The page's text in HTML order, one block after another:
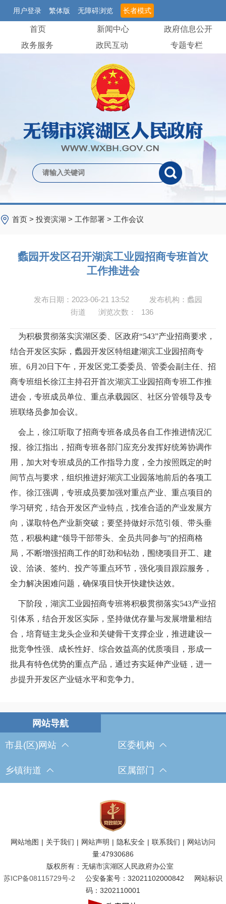
用户登录 繁体版 无障碍浏览 长者模式
首页 新闻中心
政府信息公开
政务服务
政民互动 专题专栏
首页 > 投资滨湖 > 工作部署 > 工作会议
蠡园开发区召开湖滨工业园招商专班首次
工作推进会
发布日期：2023-06-21 13:52
发布机构：蠡园
街道
浏览次数： 136
为积极贯彻落实滨湖区委、区政府“543”产业招商要求，
结合开发区实际，蠡园开发区特组建湖滨工业园招商专
班。 6月 20日下午，开发区党工委委员、管委会副主任、招
商专班组长徐江主持召开首次湖滨工业园招商专班工作推
进会，专班成员单位、重点承载园区、社区分管领导及专
班联络员参加会议。
会上，徐江听取了招商专班各成员各自工作推进情况汇
报。徐江指出，招商专班各部门应充分发挥好统筹协调作
用，加大对专班成员的工作指导力度，全力按照既定的时
间节点与要求，组织推进好湖滨工业园落地前后的各项工
作。徐江强调，专班成员要加强对重点产业、重点项目的
学习研究，结合开发区产业特点，找准合适的产业发展方
向，谋取特色产业新突破；要坚持做好示范引领、带头垂
范，积极构建“领导干部带头、全员共同参与”的招商格
局，不断增强招商工作的盯劲和钻劲，围绕项目开工、建
设、洽谈、签约、投产等重点环节，强化项目跟踪服务，
全力解决困难问题，确保项目快开快建快达效。
下阶段，湖滨工业园招商专班将积极贯彻落实543产业招
引体系，结合开发区实际，坚持做优存量与发展增量相结
合，培育链主龙头企业和关键骨干支撑企业，推进建设一
批竞争性强、成长性好、综合效益高的优质项目，形成一
批具有特色优势的重点产品，通过夯实延伸产业链，进一
步提升开发区产业链水平和竞争力。
市县(区)网站 区委机构
乡镇街道 区属部门
网站地图 | 关于我们 | 网站声明 | 隐私安全 | 联系我们 | 网站访问
量:47930686
版权所有：无锡市滨湖区人民政府办公室
苏ICP备08115729号-2
公安备案号：32021102000842
网站标识
码：3202110001